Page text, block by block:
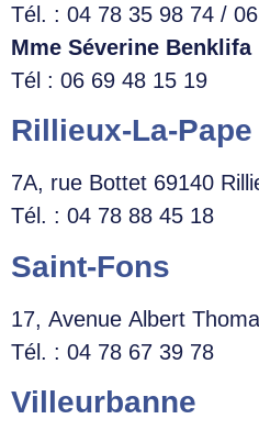
Tél. : 04 78 35 98 74 /
Mme Séverine Benklifa
Tél : 06 69 48 15 19
Rillieux-La-Pape
7A, rue Bottet 69140
Tél. : 04 78 88 45 18
Saint-Fons
17, Avenue Albert
Tél. : 04 78 67 39 78
Villeurbanne